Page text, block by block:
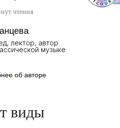
чтения
лектор, автор
музыке
об авторе
виды